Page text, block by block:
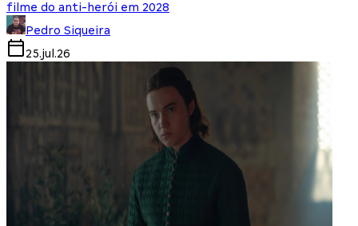
filme do anti-herói em 2028
Pedro Siqueira
25.jul.26